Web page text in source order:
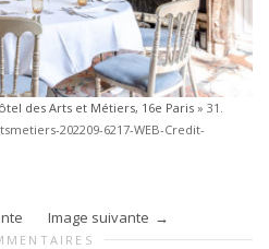
des Arts et Métiers, 16e Paris » 31.
202209-6217-WEB-Credit-
Image suivante